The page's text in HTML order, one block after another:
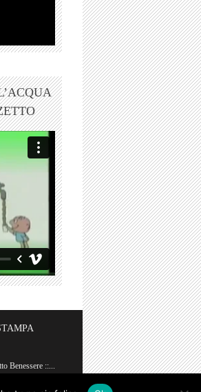
Benessere ::...